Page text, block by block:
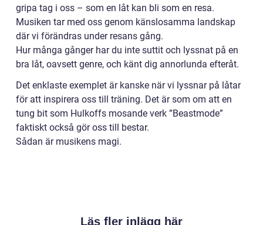
gripa tag i oss – som en låt kan bli som en resa.
Musiken tar med oss genom känslosamma landskap
där vi förändras under resans gång.
Hur många gånger har du inte suttit och lyssnat på en
bra låt, oavsett genre, och känt dig annorlunda efteråt.
Det enklaste exemplet är kanske när vi lyssnar på låtar
för att inspirera oss till träning. Det är som om att en
tung bit som Hulkoffs mosande verk ”Beastmode”
faktiskt också gör oss till bestar.
Sådan är musikens magi.
Läs fler inlägg här